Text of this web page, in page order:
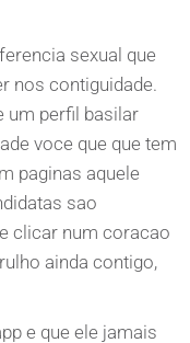
sexual que
nos contiguidade.
um perfil basilar
voce que que tem
paginas aquele
sao
clicar num coracao
ainda contigo,
e que ele jamais